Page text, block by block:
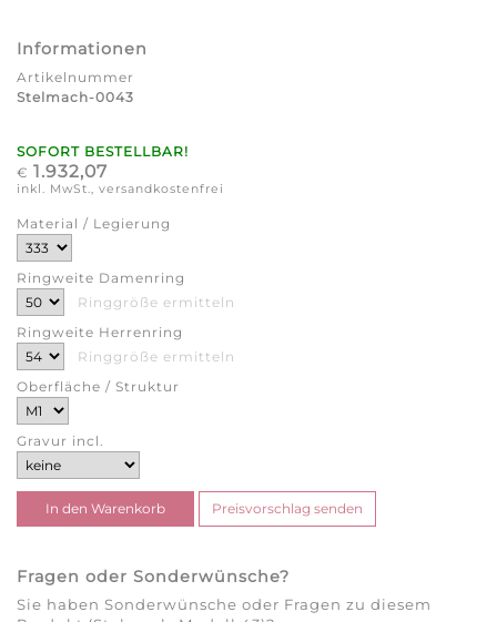
Informationen
Artikelnummer
Stelmach-0043
SOFORT BESTELLBAR!
€ 1.932,07
inkl. MwSt., versandkostenfrei
Material / Legierung
Ringweite Damenring
Ringgröße ermitteln
Ringweite Herrenring
Ringgröße ermitteln
Oberfläche / Struktur
Gravur incl.
Fragen oder Sonderwünsche?
Sie haben Sonderwünsche oder Fragen zu diesem